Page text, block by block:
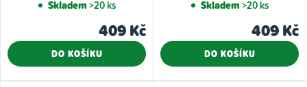
Skladem>20 ks
409 Kč
DO KOŠÍKU
je
z
Skladem>20 ks
409 Kč
DO KOŠÍKU